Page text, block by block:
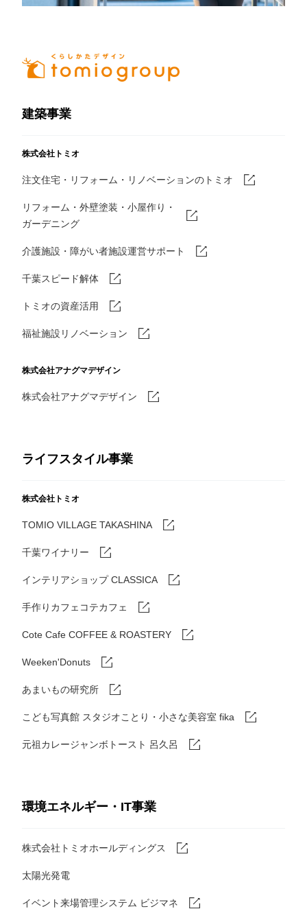
建築事業
株式会社トミオ
注文住宅・リフォーム・リノベーションのトミオ
リフォーム・外壁塗装・小屋作り・
ガーデニング
介護施設・障がい者施設運営サポート
千葉スピード解体
トミオの資産活用
福祉施設リノベーション
株式会社アナグマデザイン
株式会社アナグマデザイン
ライフスタイル事業
株式会社トミオ
TOMIO VILLAGE TAKASHINA
千葉ワイナリー
インテリアショップ CLASSICA
手作りカフェコテカフェ
Cote Cafe COFFEE & ROASTERY
Weeken'Donuts
あまいもの研究所
こども写真館 スタジオことり・小さな美容室 fika
元祖カレージャンボトースト 呂久呂
環境エネルギー・IT事業
株式会社トミオホールディングス
太陽光発電
イベント来場管理システム ビジマネ